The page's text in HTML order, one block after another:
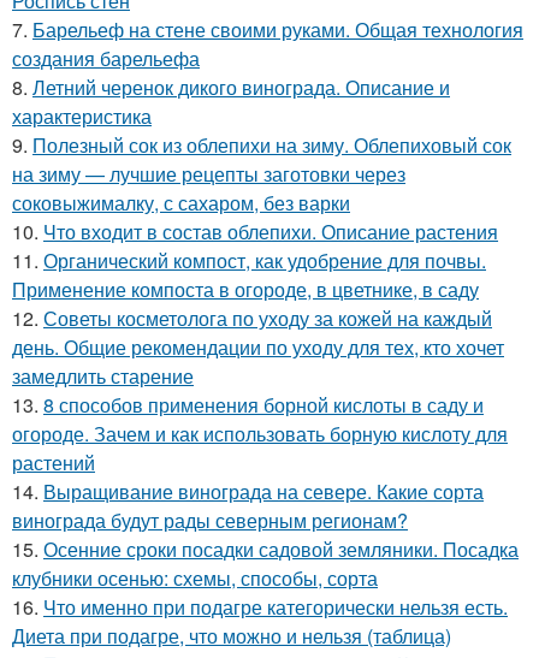
7. Барельеф на стене своими руками. Общая технология
создания барельефа
8. Летний черенок дикого винограда. Описание и
характеристика
9. Полезный сок из облепихи на зиму. Облепиховый сок
на зиму — лучшие рецепты заготовки через
соковыжималку, с сахаром, без варки
10. Что входит в состав облепихи. Описание растения
11. Органический компост, как удобрение для почвы.
Применение компоста в огороде, в цветнике, в саду
12. Советы косметолога по уходу за кожей на каждый
день. Общие рекомендации по уходу для тех, кто хочет
замедлить старение
13. 8 способов применения борной кислоты в саду и
огороде. Зачем и как использовать борную кислоту для
растений
14. Выращивание винограда на севере. Какие сорта
винограда будут рады северным регионам?
15. Осенние сроки посадки садовой земляники. Посадка
клубники осенью: схемы, способы, сорта
16. Что именно при подагре категорически нельзя есть.
Диета при подагре, что можно и нельзя (таблица)